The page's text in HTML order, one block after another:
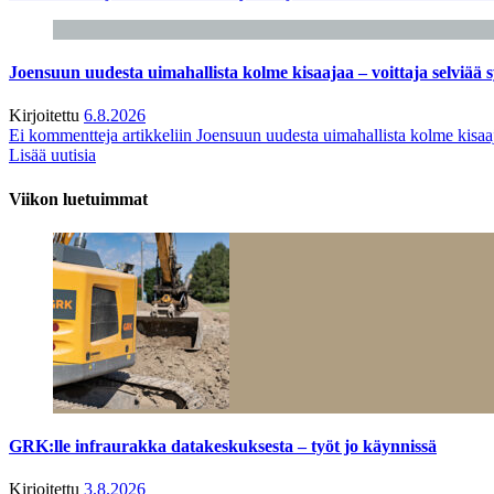
Joensuun uudesta uimahallista kolme kisaajaa – voittaja selviää
Kirjoitettu 6.8.2026
Ei kommentteja artikkeliin Joensuun uudesta uimahallista kolme
Lisää uutisia
Viikon luetuimmat
GRK:lle infraurakka datakeskuksesta – työt jo käynnissä
Kirjoitettu 3.8.2026